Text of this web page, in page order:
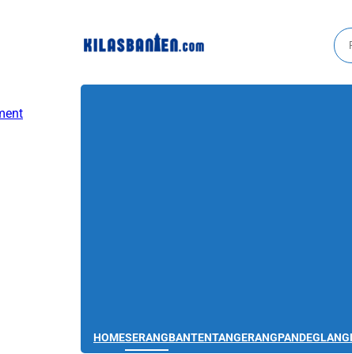
HOMESERANGBANTENTANGERANGPANDEGLANG